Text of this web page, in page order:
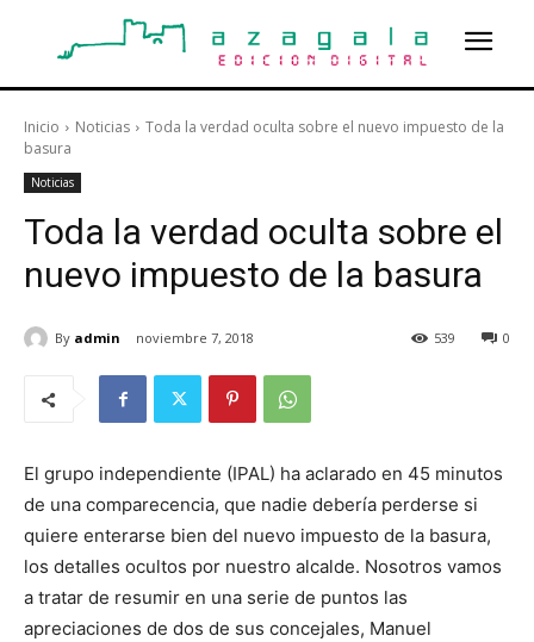
Inicio Noticias
Toda la verdad oculta sobre el nuevo impuesto de la
basura
Noticias
Toda la verdad oculta sobre el
nuevo impuesto de la basura
By admin noviembre 7, 2018 0
539
El grupo independiente (IPAL) ha aclarado en 45 minutos
de una comparecencia, que nadie debería perderse si
quiere enterarse bien del nuevo impuesto de la basura,
los detalles ocultos por nuestro alcalde. Nosotros vamos
a tratar de resumir en una serie de puntos las
apreciaciones de dos de sus concejales, Manuel